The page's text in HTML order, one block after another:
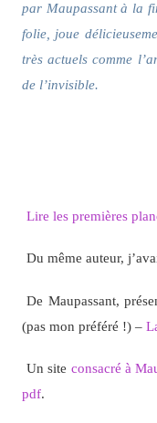
par Maupassant à la
folie, joue
très actuels comme
de l’invisible.
Lire les premières
Du même auteur,
De Maupassant,
(pas mon préféré !) –
Un site consacré à
pdf.